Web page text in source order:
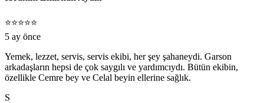
⭐⭐⭐⭐⭐
5 ay önce
Yemek, lezzet, servis, servis ekibi, her şey şahaneydi. Garson
arkadaşların hepsi de çok saygılı ve yardımcıydı. Bütün ekibin,
özellikle Cemre bey ve Celal beyin ellerine sağlık.
S